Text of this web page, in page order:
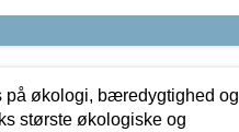
på økologi, bæredygtighed og
største økologiske og